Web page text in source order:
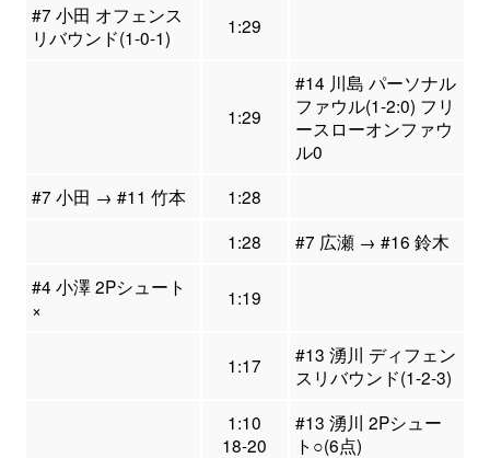
#7 小田 オフェンス
リバウンド(1-0-1)
1:29
1:29
#14 川島 パーソナル
ファウル(1-2:0) フリ
ースローオンファウ
ル0
#7 小田 → #11 竹本
1:28
1:28
#7 広瀬 → #16 鈴木
#4 小澤 2Pシュート
×
1:19
1:17
#13 湧川 ディフェン
スリバウンド(1-2-3)
1:10
18-20
#13 湧川 2Pシュー
ト○(6点)